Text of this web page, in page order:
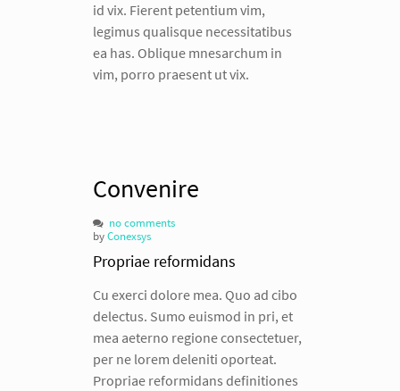
id vix. Fierent petentium vim,
legimus qualisque necessitatibus
ea has. Oblique mnesarchum in
vim, porro praesent ut vix.
Convenire
no comments
byConexsys
Propriae reformidans
Cu exerci dolore mea. Quo ad cibo
delectus. Sumo euismod in pri, et
mea aeterno regione consectetuer,
per ne lorem deleniti oporteat.
Propriae reformidans definitiones